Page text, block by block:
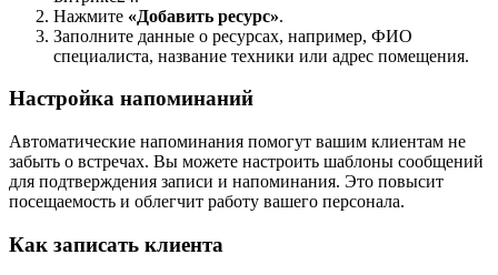
Нажмите «Добавить ресурс».
Заполните данные о ресурсах, например, ФИО
специалиста, название техники или адрес помещения.
Настройка напоминаний
Автоматические напоминания помогут вашим клиентам не
забыть о встречах. Вы можете настроить шаблоны сообщений
для подтверждения записи и напоминания. Это повысит
посещаемость и облегчит работу вашего персонала.
Как записать клиента